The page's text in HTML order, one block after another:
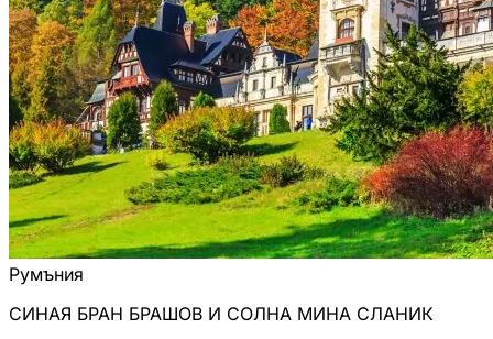
Румъния
СИНАЯ БРАН БРАШОВ И СОЛНА МИНА СЛАНИК